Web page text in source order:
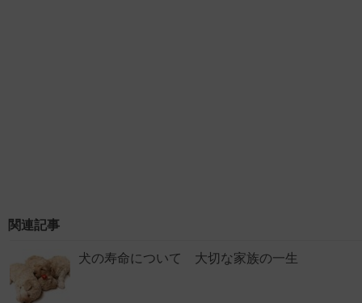
関連記事
犬の寿命について 大切な家族の一生